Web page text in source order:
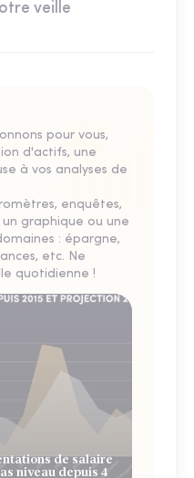
veille
pour vous,
d'actifs, une
à vos analyses de
enquêtes,
un graphique ou une
: épargne,
etc. Ne
quotidienne !
de salaire
niveau depuis 4